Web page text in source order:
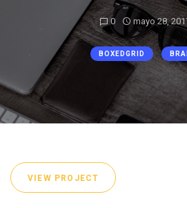
0 mayo 28,
BOXEDGRID
VIEW PROJECT